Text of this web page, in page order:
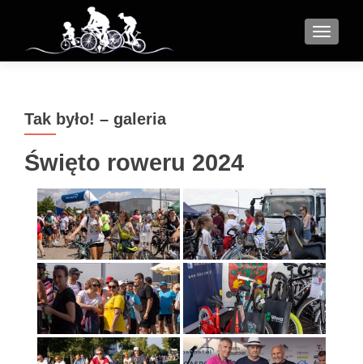
MENU
Tak było! – galeria
Święto roweru 2024